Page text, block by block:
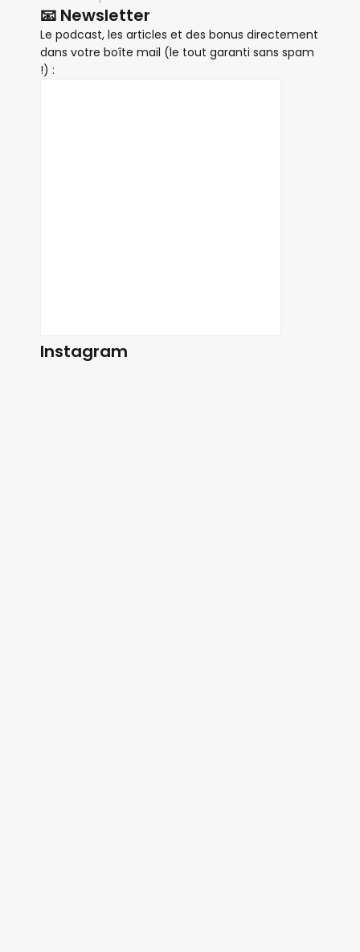
📧 Newsletter
Le podcast, les articles et des bonus directement
dans votre boîte mail (le tout garanti sans spam
!) :
Instagram